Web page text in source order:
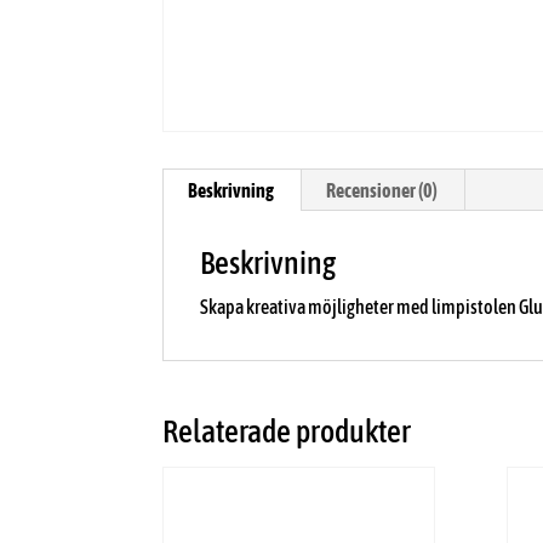
Beskrivning Recensioner (0)
Beskrivning
Skapa kreativa möjligheter med limpistolen
Relaterade produkter